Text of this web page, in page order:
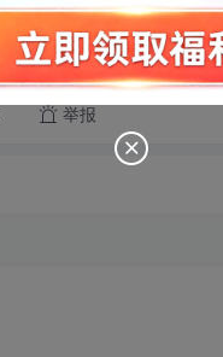
举报